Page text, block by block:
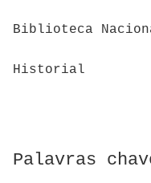
Biblioteca
Historial
Palavras